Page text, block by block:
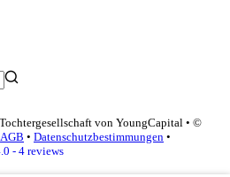
von YoungCapital • ©
AGB • Datenschutzbestimmungen •
- 4 reviews